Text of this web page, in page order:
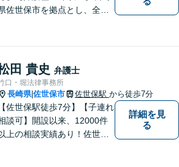
佐世保市を拠点とし、全国
やリスクをご説明し、納得
解決へと導きます。時間外
のご相談にも対応可能ですの
で、お気軽にご連絡くださ
い。
田 貴史 弁護士
口・堀法律事務所
長崎県|佐世保市 佐世保駅 から徒歩7分
【佐世保駅徒歩7分】【子連れ
談可】開設以来、12000件
上の相談実績あり！佐世保
詳細を見
る